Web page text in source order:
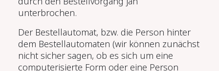
unterbrochen.
Der Bestellautomat, bzw. die Person hinter
dem Bestellautomaten (wir können zunächst
nicht sicher sagen, ob es sich um eine
computerisierte Form oder eine Person